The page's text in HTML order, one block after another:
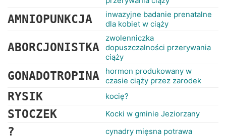
AMNIOPUNKCJA
inwazyjne badanie prenatalne
dla kobiet w ciąży
ABORCJONISTKA
zwolenniczka
dopuszczalności przerywania
ciąży
GONADOTROPINA
hormon produkowany w
czasie ciąży przez zarodek
RYSIK kocię?
STOCZEK Kocki w gminie Jeziorzany
? cynadry mięsna potrawa